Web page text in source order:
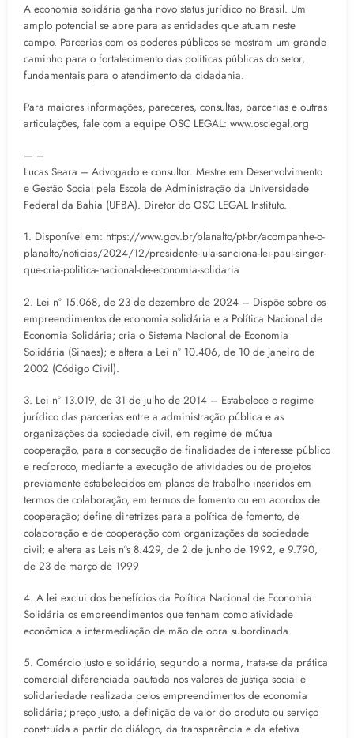
A economia solidária ganha novo status jurídico no Brasil. Um
amplo potencial se abre para as entidades que atuam neste
campo. Parcerias com os poderes públicos se mostram um grande
caminho para o fortalecimento das políticas públicas do setor,
fundamentais para o atendimento da cidadania.
Para maiores informações, pareceres, consultas, parcerias e outras
articulações, fale com a equipe OSC LEGAL: www.osclegal.org
— –
Lucas Seara – Advogado e consultor. Mestre em Desenvolvimento
e Gestão Social pela Escola de Administração da Universidade
Federal da Bahia (UFBA). Diretor do OSC LEGAL Instituto.
1. Disponível em: https://www.gov.br/planalto/pt-br/acompanhe-o-
planalto/noticias/2024/12/presidente-lula-sanciona-lei-paul-singer-
que-cria-politica-nacional-de-economia-solidaria
2. Lei nº 15.068, de 23 de dezembro de 2024 – Dispõe sobre os
empreendimentos de economia solidária e a Política Nacional de
Economia Solidária; cria o Sistema Nacional de Economia
Solidária (Sinaes); e altera a Lei nº 10.406, de 10 de janeiro de
2002 (Código Civil).
3. Lei nº 13.019, de 31 de julho de 2014 – Estabelece o regime
jurídico das parcerias entre a administração pública e as
organizações da sociedade civil, em regime de mútua
cooperação, para a consecução de finalidades de interesse público
e recíproco, mediante a execução de atividades ou de projetos
previamente estabelecidos em planos de trabalho inseridos em
termos de colaboração, em termos de fomento ou em acordos de
cooperação; define diretrizes para a política de fomento, de
colaboração e de cooperação com organizações da sociedade
civil; e altera as Leis nºs 8.429, de 2 de junho de 1992, e 9.790,
de 23 de março de 1999
4. A lei exclui dos benefícios da Política Nacional de Economia
Solidária os empreendimentos que tenham como atividade
econômica a intermediação de mão de obra subordinada.
5. Comércio justo e solidário, segundo a norma, trata-se da prática
comercial diferenciada pautada nos valores de justiça social e
solidariedade realizada pelos empreendimentos de economia
solidária; preço justo, a definição de valor do produto ou serviço
construída a partir do diálogo, da transparência e da efetiva